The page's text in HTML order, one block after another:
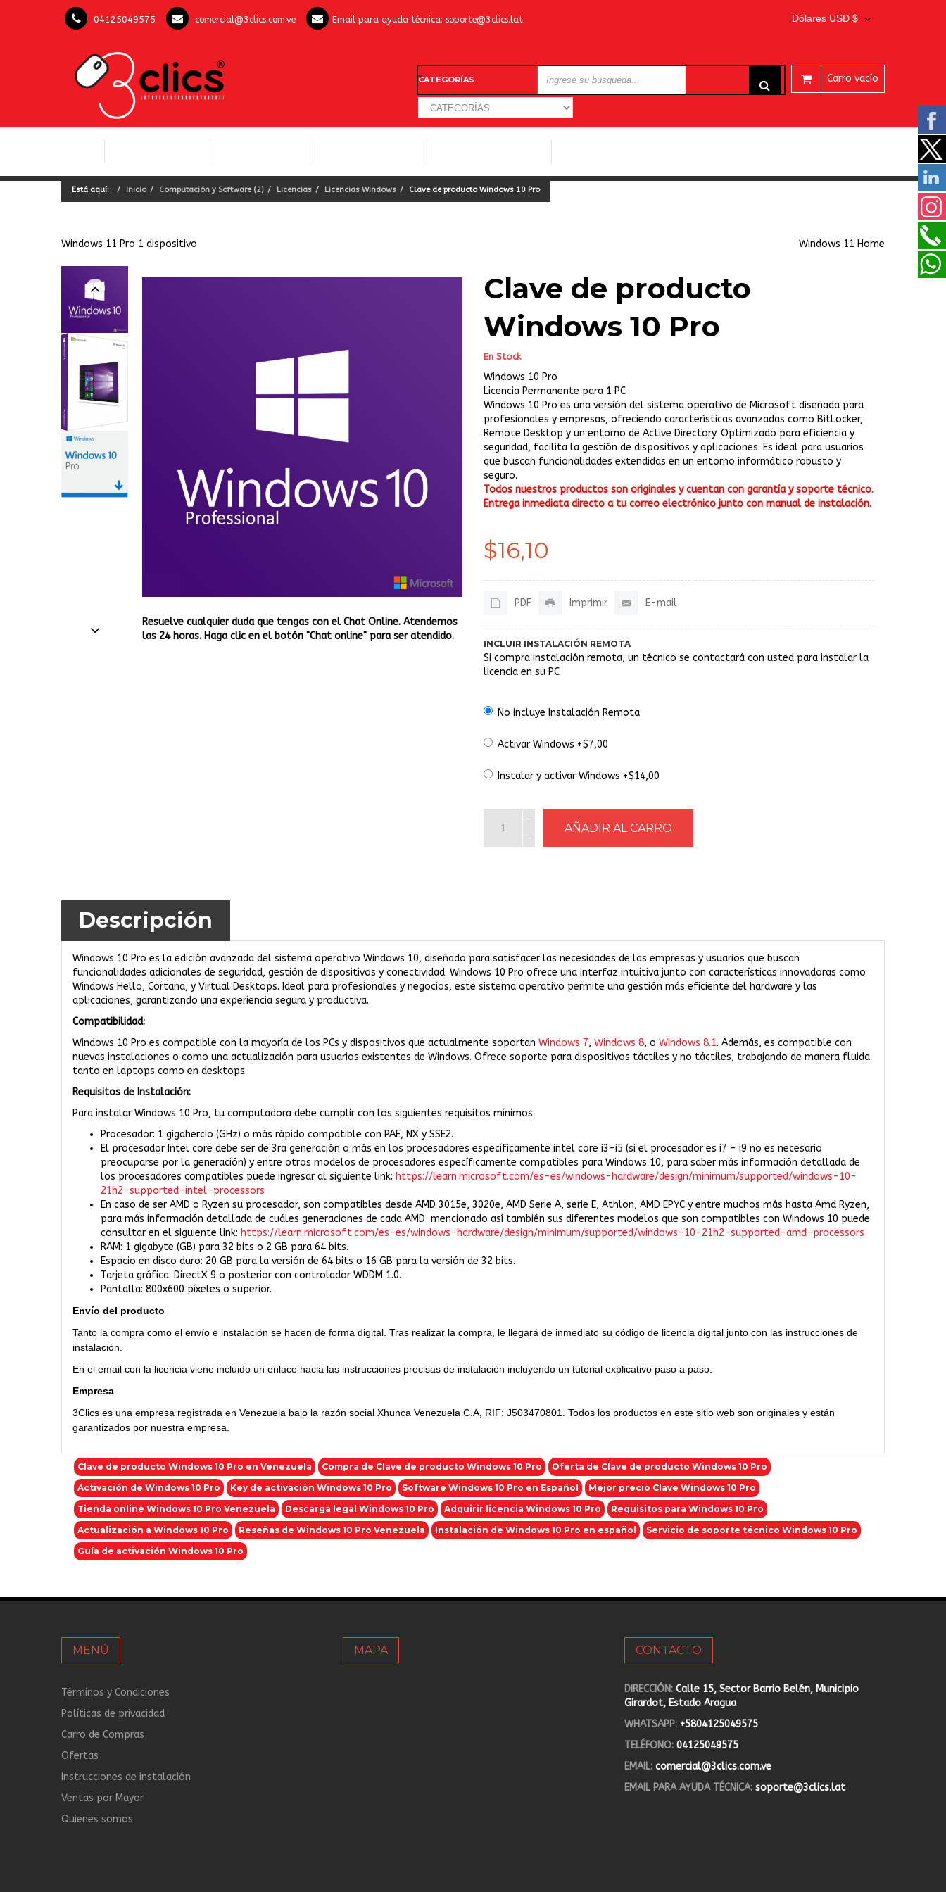
04125049575 comercial@3clics.com.ve Email para ayuda técnica: soporte@3clics.lat Dólares USD $
Carro vacío
CATEGORÍAS
Está aquí: Inicio Computación y Software (2) Licencias Licencias Windows Clave de producto Windows 10 Pro
Windows 11 Pro 1 dispositivo Windows 11 Home
Resuelve cualquier duda que tengas con el Chat Online. Atendemos
las 24 horas. Haga clic en el botón "Chat online" para ser atendido.
Clave de producto
Windows 10 Pro
En Stock
Windows 10 Pro
Licencia Permanente para 1 PC
Windows 10 Pro es una versión del sistema operativo de Microsoft diseñada para
profesionales y empresas, ofreciendo características avanzadas como BitLocker,
Remote Desktop y un entorno de Active Directory. Optimizado para eficiencia y
seguridad, facilita la gestión de dispositivos y aplicaciones. Es ideal para usuarios
que buscan funcionalidades extendidas en un entorno informático robusto y
seguro.
Todos nuestros productos son originales y cuentan con garantía y soporte técnico.
Entrega inmediata directo a tu correo electrónico junto con manual de instalación.
$16,10
PDF Imprimir E-mail
INCLUIR INSTALACIÓN REMOTA
Si compra instalación remota, un técnico se contactará con usted para instalar la
licencia en su PC
No incluye Instalación Remota
Activar Windows +$7,00
Instalar y activar Windows +$14,00
Descripción
Windows 10 Pro es la edición avanzada del sistema operativo Windows 10, diseñado para satisfacer las necesidades de las empresas y usuarios que buscan
funcionalidades adicionales de seguridad, gestión de dispositivos y conectividad. Windows 10 Pro ofrece una interfaz intuitiva junto con características innovadoras como
Windows Hello, Cortana, y Virtual Desktops. Ideal para profesionales y negocios, este sistema operativo permite una gestión más eficiente del hardware y las
aplicaciones, garantizando una experiencia segura y productiva.
Compatibilidad:
Windows 10 Pro es compatible con la mayoría de los PCs y dispositivos que actualmente soportan Windows 7, Windows 8, o Windows 8.1. Además, es compatible con
nuevas instalaciones o como una actualización para usuarios existentes de Windows. Ofrece soporte para dispositivos táctiles y no táctiles, trabajando de manera fluida
tanto en laptops como en desktops.
Requisitos de Instalación:
Para instalar Windows 10 Pro, tu computadora debe cumplir con los siguientes requisitos mínimos:
Procesador: 1 gigahercio (GHz) o más rápido compatible con PAE, NX y SSE2.
El procesador Intel core debe ser de 3ra generación o más en los procesadores específicamente intel core i3-i5 (si el procesador es i7 - i9 no es necesario
preocuparse por la generación) y entre otros modelos de procesadores específicamente compatibles para Windows 10, para saber más información detallada de
los procesadores compatibles puede ingresar al siguiente link: https://learn.microsoft.com/es-es/windows-hardware/design/minimum/supported/windows-10-
21h2-supported-intel-processors
En caso de ser AMD o Ryzen su procesador, son compatibles desde AMD 3015e, 3020e, AMD Serie A, serie E, Athlon, AMD EPYC y entre muchos más hasta Amd Ryzen,
para más información detallada de cuáles generaciones de cada AMD mencionado así también sus diferentes modelos que son compatibles con Windows 10 puede
consultar en el siguiente link: https://learn.microsoft.com/es-es/windows-hardware/design/minimum/supported/windows-10-21h2-supported-amd-processors
RAM: 1 gigabyte (GB) para 32 bits o 2 GB para 64 bits.
Espacio en disco duro: 20 GB para la versión de 64 bits o 16 GB para la versión de 32 bits.
Tarjeta gráfica: DirectX 9 o posterior con controlador WDDM 1.0.
Pantalla: 800x600 píxeles o superior.
Envío del producto
Tanto la compra como el envío e instalación se hacen de forma digital. Tras realizar la compra, le llegará de inmediato su código de licencia digital junto con las instrucciones de
instalación.
En el email con la licencia viene incluido un enlace hacia las instrucciones precisas de instalación incluyendo un tutorial explicativo paso a paso.
Empresa
3Clics es una empresa registrada en Venezuela bajo la razón social Xhunca Venezuela C.A, RIF: J503470801. Todos los productos en este sitio web son originales y están
garantizados por nuestra empresa.
Clave de producto Windows 10 Pro en Venezuela Compra de Clave de producto Windows 10 Pro
Oferta de Clave de producto Windows 10 Pro
Activación de Windows 10 Pro
Key de activación Windows 10 Pro Software Windows 10 Pro en Español
Mejor precio Clave Windows 10 Pro
Tienda online Windows 10 Pro Venezuela
Descarga legal Windows 10 Pro Adquirir licencia Windows 10 Pro
Requisitos para Windows 10 Pro
Actualización a Windows 10 Pro
Reseñas de Windows 10 Pro Venezuela Instalación de Windows 10 Pro en español
Servicio de soporte técnico Windows 10 Pro
Guía de activación Windows 10 Pro
MENÚ
Términos y Condiciones
Políticas de privacidad
Carro de Compras
Ofertas
Instrucciones de instalación
Ventas por Mayor
Quienes somos
MAPA CONTACTO
DIRECCIÓN: Calle 15, Sector Barrio Belén, Municipio
Girardot, Estado Aragua
WHATSAPP: +5804125049575
TELÉFONO: 04125049575
EMAIL: comercial@3clics.com.ve
EMAIL PARA AYUDA TÉCNICA: soporte@3clics.lat